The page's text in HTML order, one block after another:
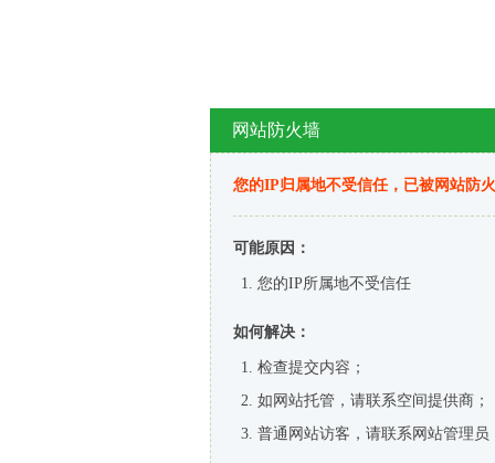
网站防火墙
您的IP归属地不受信任，已被网站防
可能原因：
您的IP所属地不受信任
如何解决：
检查提交内容；
如网站托管，请联系空间提供商；
普通网站访客，请联系网站管理员